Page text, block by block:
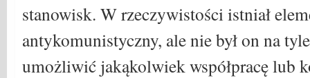
stanowisk. W rzeczywistości istniał
antykomunistyczny, ale nie był on na
umożliwić jakąkolwiek współpracę lub